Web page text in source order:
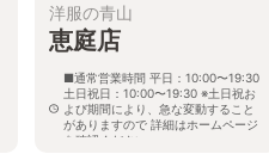
洋服の青山
恵庭店
■通常営業時間 平日：10:00〜19:30
土日祝日：10:00〜19:30 ※土日祝お
よび期間により、急な変動すること
がありますので 詳細はホームページ
を確認ください